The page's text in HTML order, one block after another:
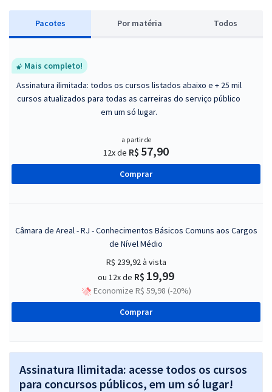
Pacotes Por matéria Todos
Mais completo!
Assinatura ilimitada: todos os cursos listados abaixo e + 25 mil
cursos atualizados para todas as carreiras do serviço público
em um só lugar.
a partir de
12x de R$ 57,90
Comprar
Câmara de Areal - RJ - Conhecimentos Básicos Comuns aos Cargos
de Nível Médio
R$ 239,92à vista
ou 12x de R$ 19,99
Economize R$ 59,98 (-20%)
Comprar
Assinatura Ilimitada: acesse todos os cursos
para concursos públicos, em um só lugar!